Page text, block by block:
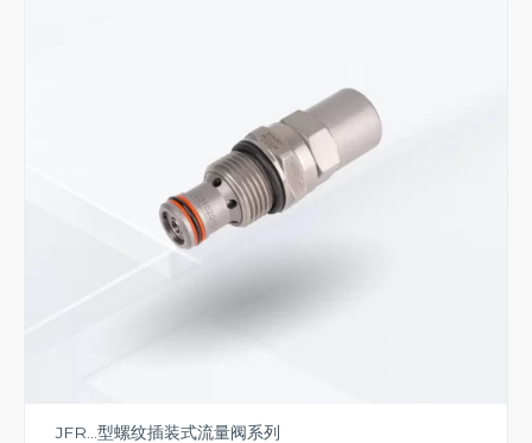
JFR…型螺纹插装式流量阀系列